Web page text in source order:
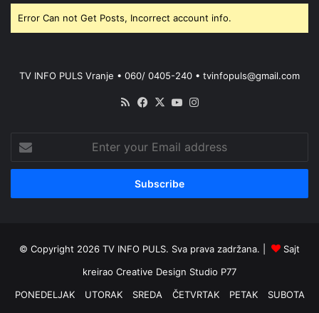
Error Can not Get Posts, Incorrect account info.
TV INFO PULS Vranje • 060/ 0405-240 • tvinfopuls@gmail.com
RSS Facebook
X YouTube
your
Email
© Copyright 2026 TV INFO PULS. Sva prava zadržana. |
Sajt
kreirao Creative Design Studio P77
PONEDELJAK
UTORAK SREDA ČETVRTAK PETAK
SUBOTA